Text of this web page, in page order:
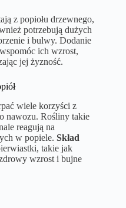
z popiołu drzewnego,
potrzebują dużych
i bulwy. Dodanie
ich wzrost,
jej żyzność.
wiele korzyści z
nawozu. Rośliny takie
reagują na
w popiele. Skład
takie jak
wzrost i bujne